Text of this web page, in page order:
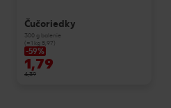
Čučoriedky
300 g balenie
(=1 kg 5,97)
-59%
1,79
4,39